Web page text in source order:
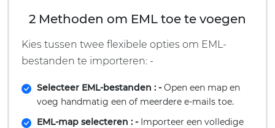
2 Methoden om EML toe te voegen
Kies tussen twee flexibele opties om EML-
bestanden te importeren: -
Selecteer EML-bestanden : -Open een map en
voeg handmatig een of meerdere e-mails toe.
EML-map selecteren : -Importeer een volledige